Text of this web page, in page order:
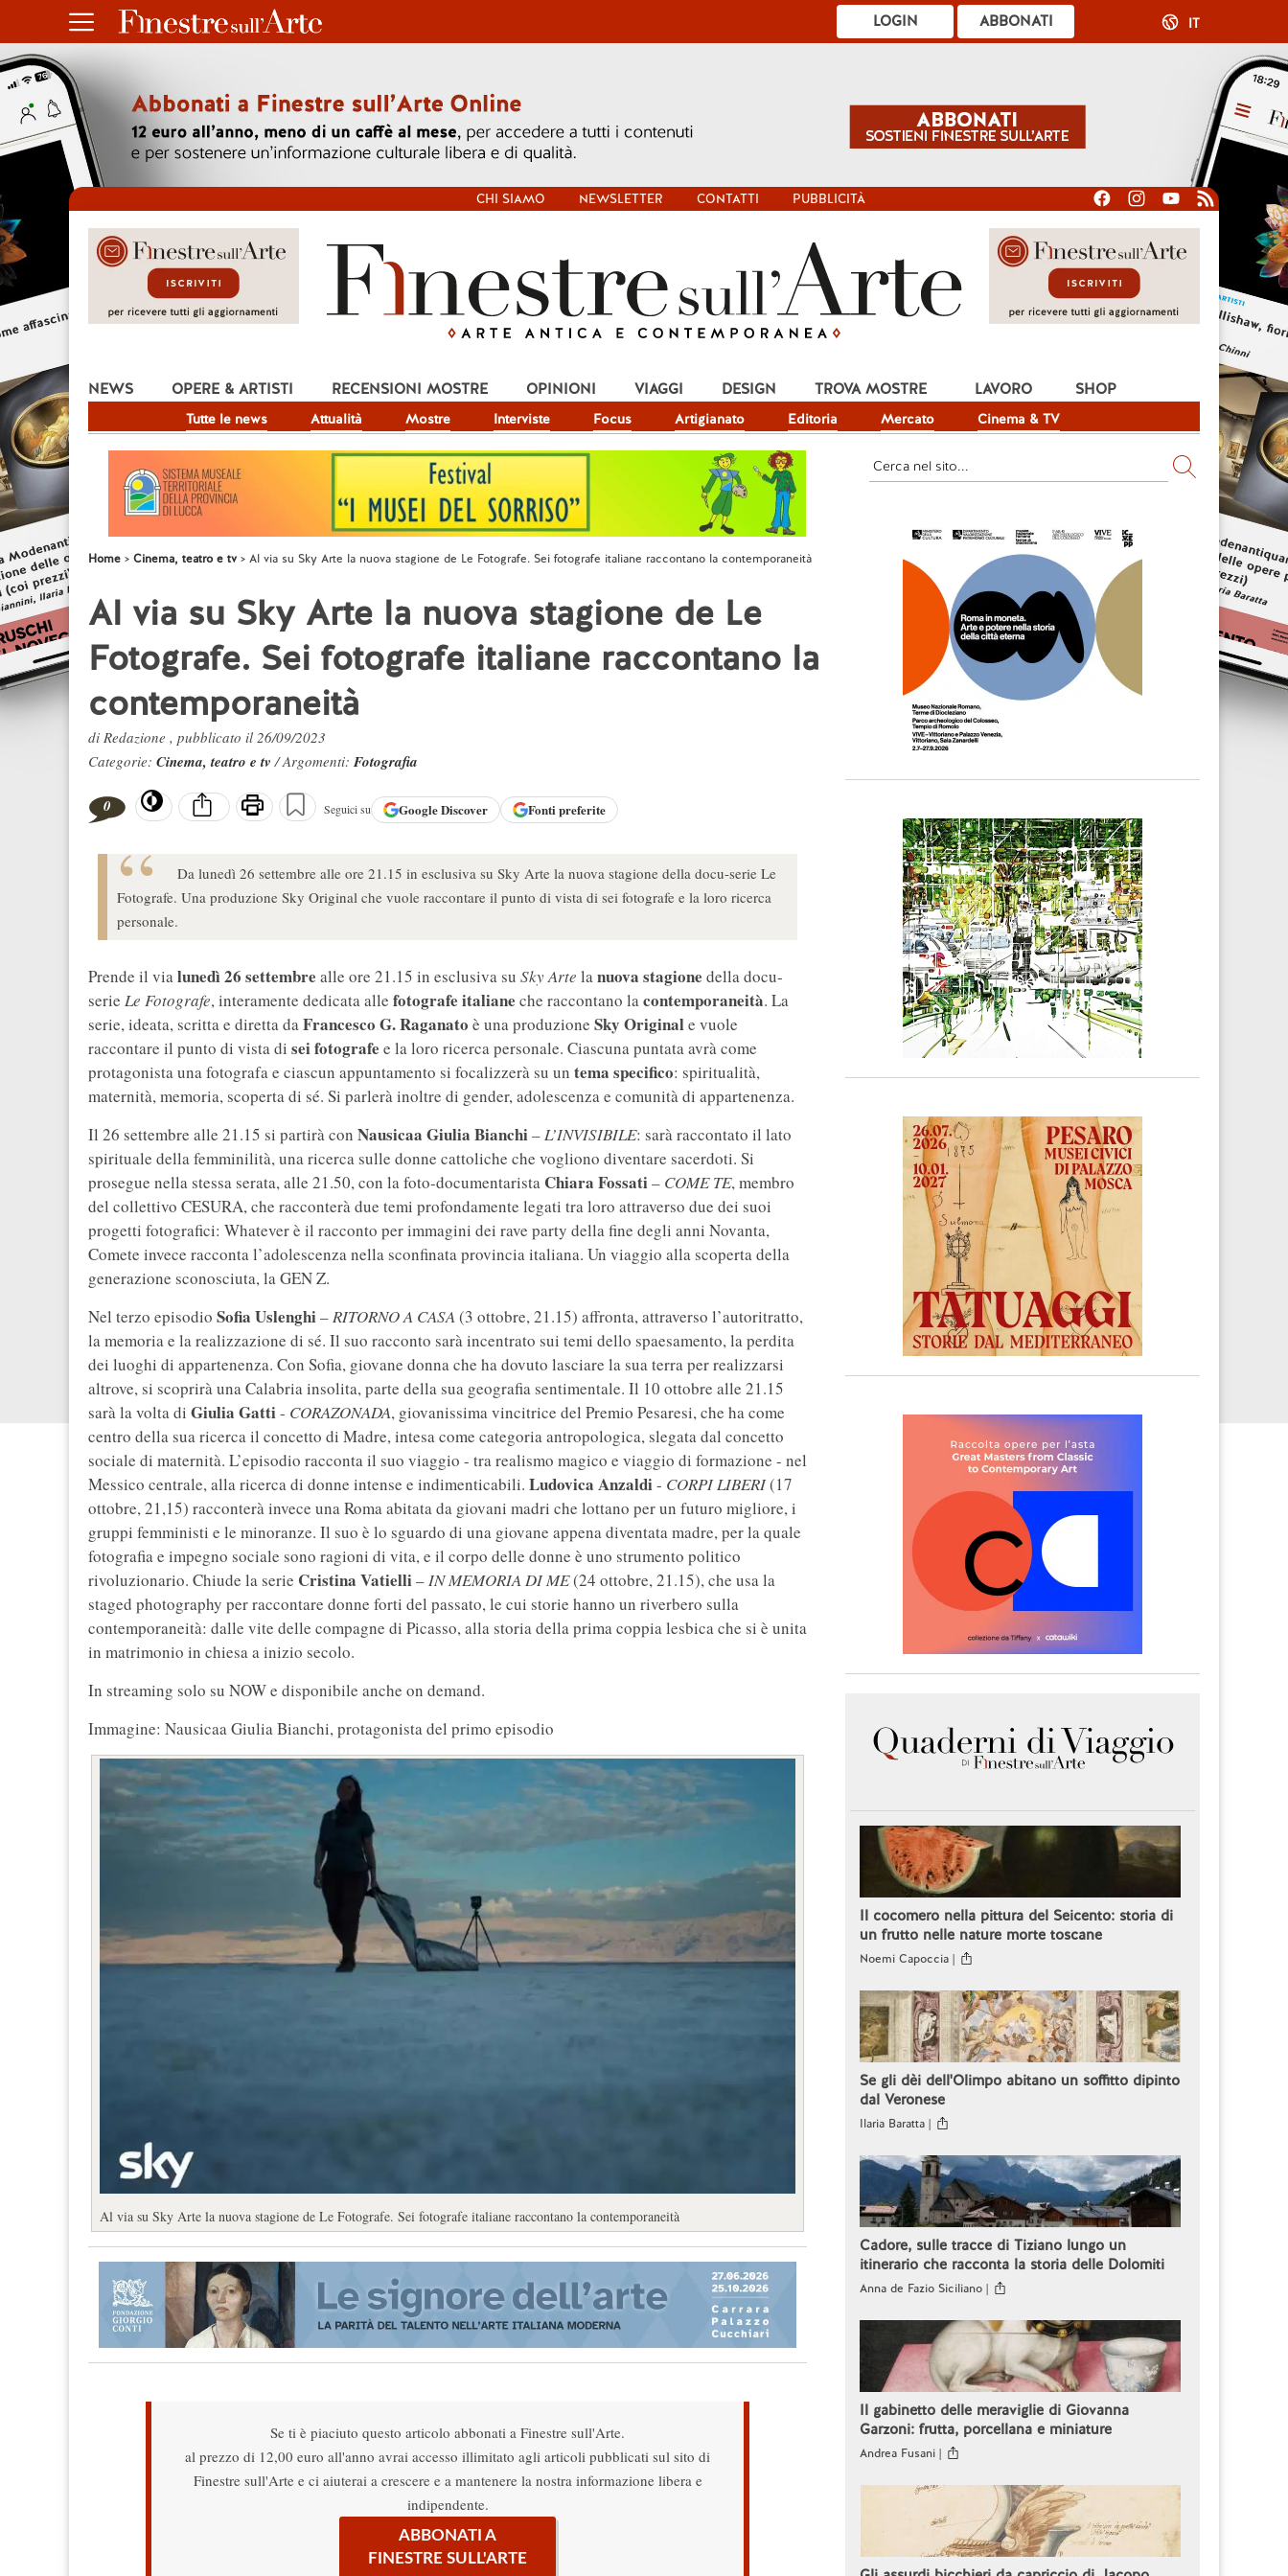
ABBONATI
LOGIN IT
CHI SIAMO NEWSLETTER CONTATTI PUBBLICITÀ
NEWS
Tutte le news Attualità Mostre Interviste Focus Artigianato Editoria Mercato Cinema & TV
OPERE & ARTISTI RECENSIONI MOSTRE OPINIONI VIAGGI DESIGN TROVA MOSTRE LAVORO SHOP
Home Cinema, teatro e tv Al via su Sky Arte la nuova stagione de Le Fotografe. Sei fotografe italiane raccontano la contemporaneità
Al via su Sky Arte la nuova stagione de Le
Fotografe. Sei fotografe italiane raccontano la
contemporaneità
di Redazione , pubblicato il 26/09/2023
Categorie: Cinema, teatro e tv/ Argomenti: Fotografia
0 Seguici su GoogleDiscover Fonti preferite
Da lunedì 26 settembre alle ore 21.15 in esclusiva su Sky Arte la nuova stagione della docu-serie Le
Fotografe. Una produzione Sky Original che vuole raccontare il punto di vista di sei fotografe e la loro ricerca
personale.
Prende il vialunedì 26 settembre alle ore 21.15 in esclusiva su Sky Arte lanuova stagione della docu-
serie Le Fotografe, interamente dedicata alle fotografe italiane che raccontano lacontemporaneità. La
serie, ideata, scritta e diretta daFrancesco G. Raganato è una produzione Sky Originale vuole
raccontare il punto di vista di sei fotografe e la loro ricerca personale. Ciascuna puntata avrà come
protagonista una fotografa e ciascun appuntamento si focalizzerà su un tema specifico: spiritualità,
maternità, memoria, scoperta di sé. Si parlerà inoltre di gender, adolescenza e comunità di appartenenza.
Il 26 settembre alle 21.15 si partirà con Nausicaa Giulia Bianchi–L’INVISIBILE: sarà raccontato il lato
spirituale della femminilità, una ricerca sulle donne cattoliche che vogliono diventare sacerdoti. Si
prosegue nella stessa serata, alle 21.50, con la foto-documentarista Chiara Fossati– COME TE, membro
del collettivo CESURA, che racconterà due temi profondamente legati tra loro attraverso due dei suoi
progetti fotografici: Whatever è il racconto per immagini dei rave party della fine degli anni Novanta,
Comete invece racconta l’adolescenza nella sconfinata provincia italiana. Un viaggio alla scoperta della
generazione sconosciuta, la GEN Z.
Nel terzo episodio Sofia Uslenghi–RITORNO A CASA(3 ottobre, 21.15) affronta, attraverso l’autoritratto,
la memoria e la realizzazione di sé. Il suo racconto sarà incentrato sui temi dello spaesamento, la perdita
dei luoghi di appartenenza. Con Sofia, giovane donna che ha dovuto lasciare la sua terra per realizzarsi
altrove, si scoprirà una Calabria insolita, parte della sua geografia sentimentale. Il 10 ottobre alle 21.15
sarà la volta di Giulia Gatti- CORAZONADA, giovanissima vincitrice del Premio Pesaresi, che ha come
centro della sua ricerca il concetto di Madre, intesa come categoria antropologica, slegata dal concetto
sociale di maternità. L’episodio racconta il suo viaggio - tra realismo magico e viaggio di formazione - nel
Messico centrale, alla ricerca di donne intense e indimenticabili. Ludovica Anzaldi- CORPI LIBERI(17
ottobre, 21,15) racconterà invece una Roma abitata da giovani madri che lottano per un futuro migliore, i
gruppi femministi e le minoranze. Il suo è lo sguardo di una giovane appena diventata madre, per la quale
fotografia e impegno sociale sono ragioni di vita, e il corpo delle donne è uno strumento politico
rivoluzionario. Chiude la serie Cristina Vatielli–IN MEMORIA DI ME(24 ottobre, 21.15), che usa la
staged photography per raccontare donne forti del passato, le cui storie hanno un riverbero sulla
contemporaneità: dalle vite delle compagne di Picasso, alla storia della prima coppia lesbica che si è unita
in matrimonio in chiesa a inizio secolo.
In streaming solo su NOW e disponibile anche on demand.
Immagine: Nausicaa Giulia Bianchi, protagonista del primo episodio
Al via su Sky Arte la nuova stagione de Le Fotografe. Sei fotografe italiane raccontano la contemporaneità
Se ti è piaciuto questo articolo abbonati a Finestre sull'Arte.
al prezzo di 12,00 euro all'anno avrai accesso illimitato agli articoli pubblicati sul sito di
Finestre sull'Arte e ci aiuterai a crescere e a mantenere la nostra informazione libera e
indipendente.
ABBONATI A
FINESTRE SULL'ARTE
Il cocomero nella pittura del Seicento: storia di
un frutto nelle nature morte toscane
Noemi Capoccia |
Se gli dèi dell'Olimpo abitano un soffitto dipinto
dal Veronese
Ilaria Baratta |
Cadore, sulle tracce di Tiziano lungo un
itinerario che racconta la storia delle Dolomiti
Anna de Fazio Siciliano |
Il gabinetto delle meraviglie di Giovanna
Garzoni: frutta, porcellana e miniature
Andrea Fusani |